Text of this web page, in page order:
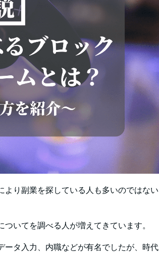
り副業を探している人も多いのではない
いてを調べる人が増えてきています。
ータ入力、内職などが有名でしたが、時代